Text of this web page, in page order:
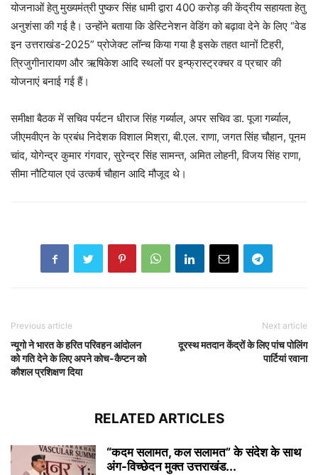
योजनाओं हेतु मुख्यमंत्री पुष्कर सिंह धामी द्वारा 400 करोड़ की केंद्रीय सहायता हेतु
अनुशंसा की गई है। उन्होंने बताया कि डेस्टिनेशन वेडिंग को बढ़ावा देने के लिए “वेड
इन उत्तराखंड-2025” प्रोजेक्ट लॉन्च किया गया है इसके तहत थानों टिहरी,
त्रिजुगीनारायण और ऋषिकेश आदि स्थलों पर इन्फ्रास्ट्रक्चर व प्रचार की
योजनाएं बनाई गई हैं।
समीक्षा बैठक में सचिव पर्यटन धीराज सिंह गर्ब्याल, अपर सचिव डा. पूजा गर्ब्याल,
जीएमवीएन के प्रबंध निदेशक विशाल मिश्रा, बी.एल. राणा, जगत सिंह चौहान, पूनम
चांद, योगेन्द्र कुमार गंगवार, सुरेन्द्र सिंह सामन्त, अमित लोहनी, विजय सिंह राणा,
सीमा नौटियाल एवं उत्कर्ष चौहान आदि मौजूद थे।
Previous article
न्यूगो ने भारत के हरित परिवहन आंदोलन
को गति देने के लिए अपने कोच-कैप्टन को
कौशल प्रशिक्षण दिया
Next article
दूरस्थ मतदान केंद्रों के लिए पांच पोलिंग
पार्टियां रवाना
RELATED ARTICLES
“कदम सलामत, कल सलामत” के संदेश के साथ
अंग-विच्छेदन मुक्त उत्तराखंड...